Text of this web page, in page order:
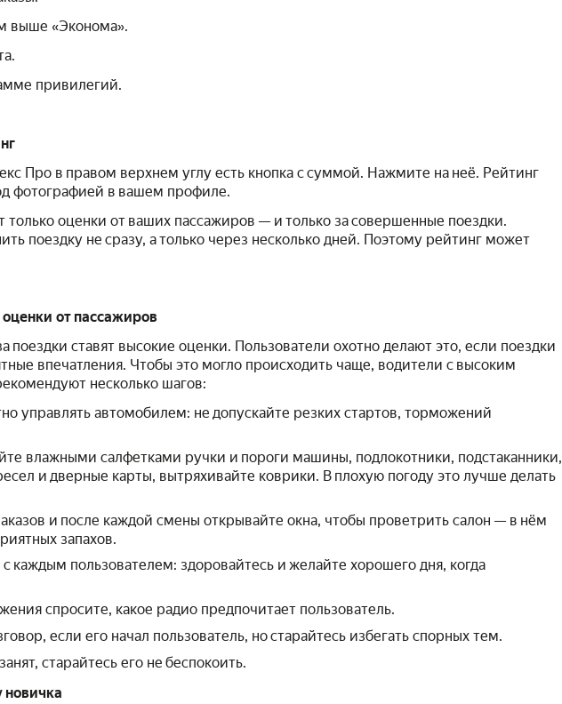
«Эконома».
привилегий.
Про в правом верхнем углу есть кнопка с суммой. Нажмите на неё. Рейтинг
фотографией в вашем профиле.
оценки от ваших пассажиров — и только за совершенные поездки.
поездку не сразу, а только через несколько дней. Поэтому рейтинг может
от пассажиров
поездки ставят высокие оценки. Пользователи охотно делают это, если поездки
впечатления. Чтобы это могло происходить чаще, водители с высоким
несколько шагов:
управлять автомобилем: не допускайте резких стартов, торможений
влажными салфетками ручки и пороги машины, подлокотники, подстаканники,
и дверные карты, вытряхивайте коврики. В плохую погоду это лучше делать
и после каждой смены открывайте окна, чтобы проветрить салон — в нём
запахов.
каждым пользователем: здоровайтесь и желайте хорошего дня, когда
спросите, какое радио предпочитает пользователь.
если его начал пользователь, но старайтесь избегать спорных тем.
старайтесь его не беспокоить.
новичка